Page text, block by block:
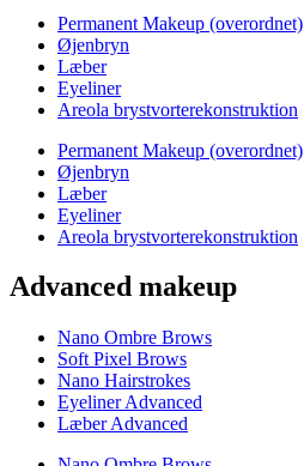
Permanent Makeup (overordnet)
Øjenbryn
Læber
Eyeliner
Areola brystvorterekonstruktion
Permanent Makeup (overordnet)
Øjenbryn
Læber
Eyeliner
Areola brystvorterekonstruktion
Advanced makeup
Nano Ombre Brows
Soft Pixel Brows
Nano Hairstrokes
Eyeliner Advanced
Læber Advanced